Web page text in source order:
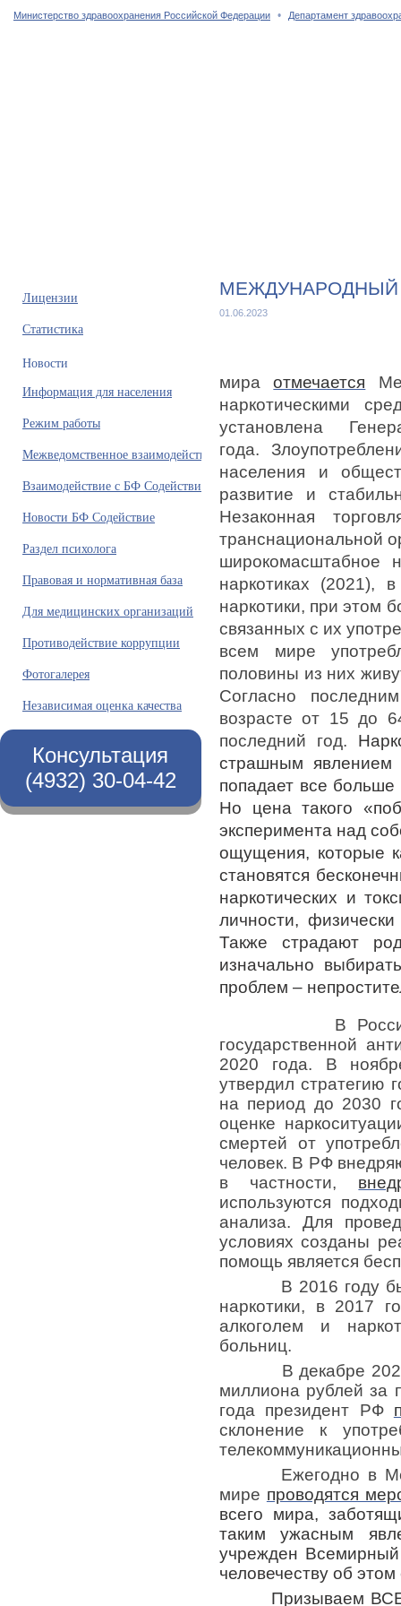
Министерство здравоохранения Российской Федерации • Департамент
Лицензии
Статистика
Новости
Информация для населения
Режим работы
Межведомственное взаимодействие
Взаимодействие с БФ Содействие
Новости БФ Содействие
Раздел психолога
Правовая и нормативная база
Для медицинских организаций
Противодействие коррупции
Фотогалерея
Независимая оценка качества
Консультация
(4932) 30-04-42
МЕЖДУНАРОДНЫЙ
01.06.2023
мираотмечается
наркотическими
установлена
года.
населения и
развитие и
Незаконная
транснациональной
широкомасштабное
наркотиках (2021),
наркотики, при этом
связанных с их
всем мире
половины из них
Согласно
возрасте от 15 до
последний год.
страшным
попадает все
Но цена такого
эксперимента над
ощущения, которые
становятся
наркотических и
личности,
Также страдают
изначально
проблем –
В России в
государственной
2020 года. В
утвердил стратегию
на период до 2030
оценке
смертей от
человек. В РФ
в частности,
используются
анализа. Для
условиях созданы
помощь является
В 2016 году
наркотики, в 2017
алкоголем и
больниц.
В декабре 2020
миллиона рублей за
года президент РФ
склонение к
Ежегодно в
мире проводятся
всего мира,
таким ужасным
учрежден
человечеству об
Призываем ВСЕХ